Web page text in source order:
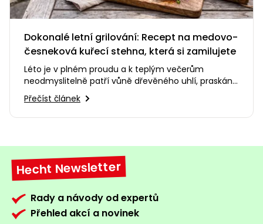
Dokonalé letní grilování: Recept na medovo-
česneková kuřecí stehna, která si zamilujete
Léto je v plném proudu a k teplým večerům
neodmyslitelně patří vůně dřevěného uhlí, praskání
ohně a smích s přáteli na…
Přečíst článek
Hecht Newsletter
Rady a návody od expertů
Přehled akcí a novinek